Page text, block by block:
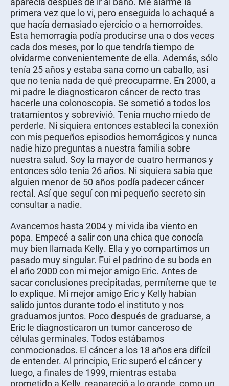
primera vez que lo vi, pero enseguida lo achaqué a
que hacía demasiado ejercicio o a hemorroides.
Esta hemorragia podía producirse una o dos veces
cada dos meses, por lo que tendría tiempo de
olvidarme convenientemente de ella. Además, sólo
tenía 25 años y estaba sana como un caballo, así
que no tenía nada de qué preocuparme. En 2000, a
mi padre le diagnosticaron cáncer de recto tras
hacerle una colonoscopia. Se sometió a todos los
tratamientos y sobrevivió. Tenía mucho miedo de
perderle. Ni siquiera entonces establecí la conexión
con mis pequeños episodios hemorrágicos y nunca
nadie hizo preguntas a nuestra familia sobre
nuestra salud. Soy la mayor de cuatro hermanos y
entonces sólo tenía 26 años. Ni siquiera sabía que
alguien menor de 50 años podía padecer cáncer
rectal. Así que seguí con mi pequeño secreto sin
consultar a nadie.
Avancemos hasta 2004 y mi vida iba viento en
popa. Empecé a salir con una chica que conocía
muy bien llamada Kelly. Ella y yo compartimos un
pasado muy singular. Fui el padrino de su boda en
el año 2000 con mi mejor amigo Eric. Antes de
sacar conclusiones precipitadas, permíteme que te
lo explique. Mi mejor amigo Eric y Kelly habían
salido juntos durante todo el instituto y nos
graduamos juntos. Poco después de graduarse, a
Eric le diagnosticaron un tumor canceroso de
células germinales. Todos estábamos
conmocionados. El cáncer a los 18 años era difícil
de entender. Al principio, Eric superó el cáncer y
luego, a finales de 1999, mientras estaba